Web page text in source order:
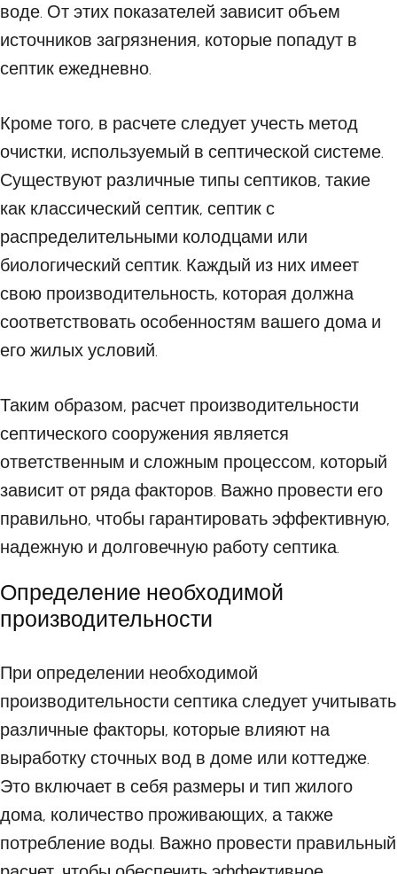
воде. От этих показателей зависит объем
источников загрязнения, которые попадут в
септик ежедневно.
Кроме того, в расчете следует учесть метод
очистки, используемый в септической системе.
Существуют различные типы септиков, такие
как классический септик, септик с
распределительными колодцами или
биологический септик. Каждый из них имеет
свою производительность, которая должна
соответствовать особенностям вашего дома и
его жилых условий.
Таким образом, расчет производительности
септического сооружения является
ответственным и сложным процессом, который
зависит от ряда факторов. Важно провести его
правильно, чтобы гарантировать эффективную,
надежную и долговечную работу септика.
Определение необходимой
производительности
При определении необходимой
производительности септика следует учитывать
различные факторы, которые влияют на
выработку сточных вод в доме или коттедже.
Это включает в себя размеры и тип жилого
дома, количество проживающих, а также
потребление воды. Важно провести правильный